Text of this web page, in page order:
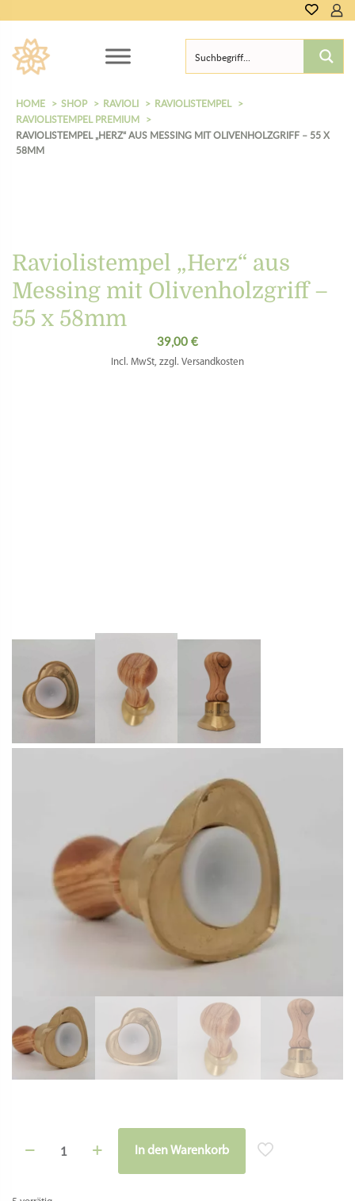
HOME SHOP RAVIOLI
RAVIOLISTEMPEL
RAVIOLISTEMPEL PREMIUM
RAVIOLISTEMPEL „HERZ“ AUS MESSING MIT OLIVENHOLZGRIFF – 55 X
58MM
Raviolistempel „Herz“ aus
Messing mit Olivenholzgriff –
55 x 58mm
39,00 €
Incl. MwSt, zzgl. Versandkosten
"Herz"
mit
In den Warenkorb